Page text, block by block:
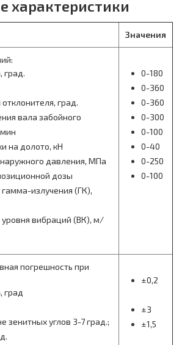
характеристики
Значения
град.
отклонителя, град.
вала забойного
на долото, кН
давления, МПа
дозы
гамма-излучения (ГК),
уровня вибраций (ВК), м/
0-180
0-360
0-360
0-300
0-100
0-40
0-250
0-100
погрешность при
град
зенитных углов 3-7 град.;
±0,2
±3
±1,5